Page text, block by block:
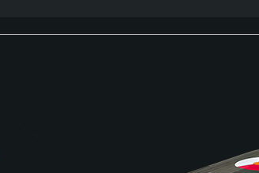
Ontos et au Type 60 japonais.
et son armement principal
a débuté en 1976, le modèle
concluants, le WZ-141 n’a